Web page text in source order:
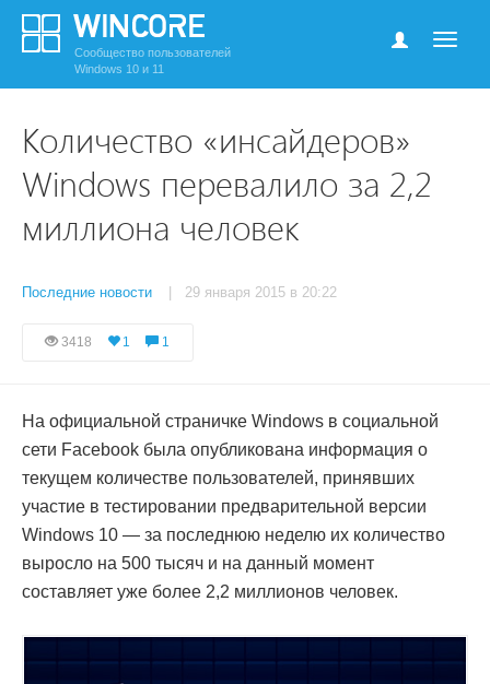
Сообщество пользователей
Windows 10 и 11
Количество «инсайдеров»
Windows перевалило за 2,2
миллиона человек
Последние новости | 29 января 2015 в 20:22
3418 1 1
На официальной страничке Windows в социальной
сети Facebook была опубликована информация о
текущем количестве пользователей, принявших
участие в тестировании предварительной версии
Windows 10 — за последнюю неделю их количество
выросло на 500 тысяч и на данный момент
составляет уже более 2,2 миллионов человек.